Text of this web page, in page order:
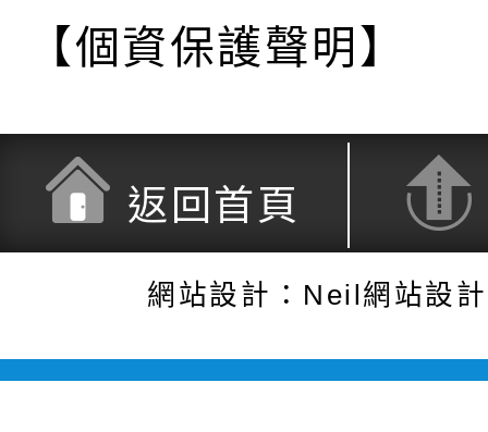
【個資保護聲明】
返回首頁
網站設計：Neil網站設